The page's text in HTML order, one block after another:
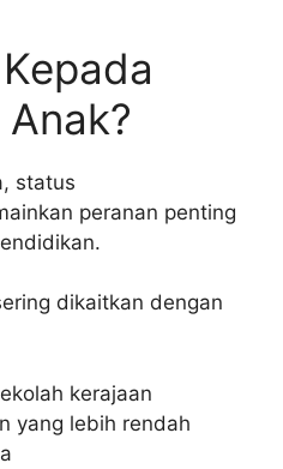
status
peranan penting
dikaitkan dengan
kerajaan
yang lebih rendah